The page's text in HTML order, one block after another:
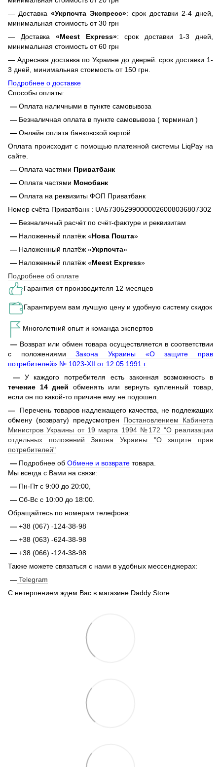
— Доставка «Укрпочта Экспресс»: срок доставки 2-4 дней,
минимальная стоимость от 30 грн
— Доставка «Meest Express»: срок доставки 1-3 дней,
минимальная стоимость от 60 грн
— Адресная доставка по Украине до дверей: срок доставки 1-
3 дней, минимальная стоимость от 150 грн.
Подробнее о доставке
Способы оплаты:
— Оплата наличными в пункте самовывоза
— Безналичная оплата в пункте самовывоза ( терминал )
— Онлайн оплата банковской картой
Оплата происходит с помощью платежной системы LiqPay на
сайте.
— Оплата частями Приватбанк
— Оплата частями Монобанк
— Оплата на реквизиты ФОП Приватбанк
Номер счёта Приватбанк : UA573052990000026008036807302
— Безналичный расчёт по счёт-фактуре и реквизитам
— Наложенный платёж «Нова Пошта»
— Наложенный платёж «Укрпочта»
— Наложенный платёж «Meest Express»
Подробнее об оплате
Гарантия от производителя 12 месяцев
Гарантируем вам лучшую цену и удобную систему скидок
Многолетний опыт и команда экспертов
— Возврат или обмен товара осуществляется в соответствии
с положениями Закона Украины «О защите прав
потребителей» № 1023-XII от 12.05.1991 г.
— У каждого потребителя есть законная возможность в
течение 14 дней обменять или вернуть купленный товар,
если он по какой-то причине ему не подошел.
—
Перечень товаров надлежащего качества, не подлежащих
обмену (возврату) предусмотрен Постановлением Кабинета
Министров Украины от 19 марта 1994 №172 "О реализации
отдельных положений Закона Украины "О защите прав
потребителей"
— Подробнее об Обмене и возврате товара.
Мы всегда с Вами на связи:
— Пн-Пт с 9:00 до 20:00,
— Сб-Вс с 10:00 до 18:00.
Обращайтесь по номерам телефона:
— +38 (067) -124-38-98
— +38 (063) -624-38-98
— +38 (066) -124-38-98
Также можете связаться с нами в удобных мессенджерах:
— Telegram
С нетерпением ждем Вас в магазине Daddy Store